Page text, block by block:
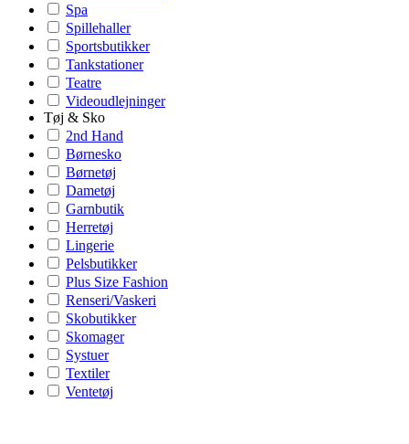
Spa
Spillehaller
Sportsbutikker
Tankstationer
Teatre
Videoudlejninger
Tøj & Sko
2nd Hand
Børnesko
Børnetøj
Dametøj
Garnbutik
Herretøj
Lingerie
Pelsbutikker
Plus Size Fashion
Renseri/Vaskeri
Skobutikker
Skomager
Systuer
Textiler
Ventetøj